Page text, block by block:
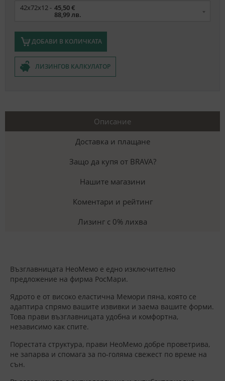
Размер
42х72х12 - 45,50 €
88,99 лв.
ДОБАВИ В КОЛИЧКАТА
ЛИЗИНГОВ КАЛКУЛАТОР
Описание
Доставка и плащане
Защо да купя от BRAVA?
Нашите магазини
Коментари и рейтинг
Лизинг с 0% лихва
Възглавницата НеоМемо е едно изключително
предложение на фирма РосМари.
Ядрото е от високо еластична Мемори пяна, която се
адаптира спрямо вашите извивки и заема вашите форми.
Това прави възглавницата удобна и комфортна,
независимо как спите.
Порестата структура, прави НеоМемо добре проветрива,
не запарва и спомага за по-голяма свежест по време на
сън.